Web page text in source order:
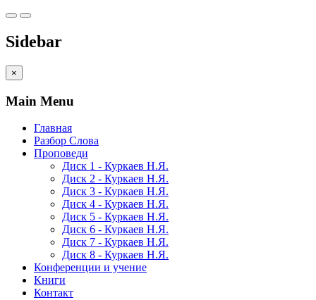
Sidebar
×
Main Menu
Главная
Разбор Слова
Проповеди
Диск 1 - Куркаев Н.Я.
Диск 2 - Куркаев Н.Я.
Диск 3 - Куркаев Н.Я.
Диск 4 - Куркаев Н.Я.
Диск 5 - Куркаев Н.Я.
Диск 6 - Куркаев Н.Я.
Диск 7 - Куркаев Н.Я.
Диск 8 - Куркаев Н.Я.
Конференции и учение
Книги
Контакт